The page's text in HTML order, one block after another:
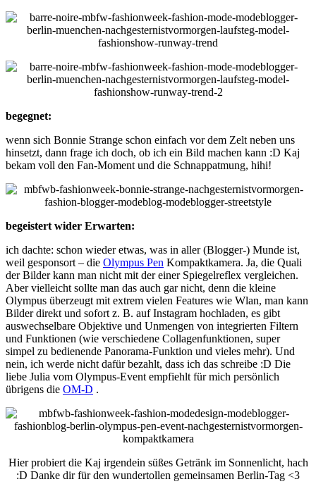
begegnet:
wenn sich Bonnie Strange schon einfach vor dem Zelt neben uns
hinsetzt, dann frage ich doch, ob ich ein Bild machen kann :D Kaj
bekam voll den Fan-Moment und die Schnappatmung, hihi!
begeistert wider Erwarten:
ich dachte: schon wieder etwas, was in aller (Blogger-) Munde ist,
weil gesponsort – die Olympus Pen Kompaktkamera. Ja, die Quali
der Bilder kann man nicht mit der einer Spiegelreflex vergleichen.
Aber vielleicht sollte man das auch gar nicht, denn die kleine
Olympus überzeugt mit extrem vielen Features wie Wlan, man kann
Bilder direkt und sofort z. B. auf Instagram hochladen, es gibt
auswechselbare Objektive und Unmengen von integrierten Filtern
und Funktionen (wie verschiedene Collagenfunktionen, super
simpel zu bedienende Panorama-Funktion und vieles mehr). Und
nein, ich werde nicht dafür bezahlt, dass ich das schreibe :D Die
liebe Julia vom Olympus-Event empfiehlt für mich persönlich
übrigens die OM-D .
Hier probiert die Kaj irgendein süßes Getränk im Sonnenlicht, hach
:D Danke dir für den wundertollen gemeinsamen Berlin-Tag <3